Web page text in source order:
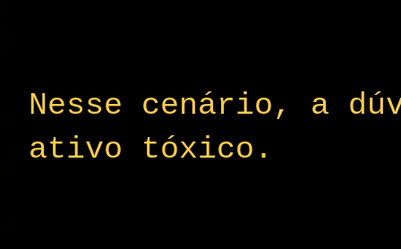
Nesse cenário, a
ativo tóxico.